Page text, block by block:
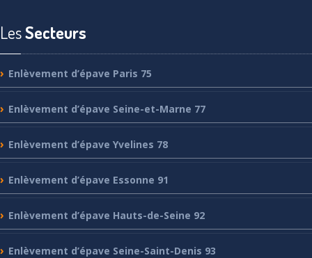
LesSecteurs
Enlèvement d’épave Paris 75
Enlèvement d’épave Seine-et-Marne 77
Enlèvement d’épave Yvelines 78
Enlèvement d’épave Essonne 91
Enlèvement d’épave Hauts-de-Seine 92
Enlèvement d’épave Seine-Saint-Denis 93